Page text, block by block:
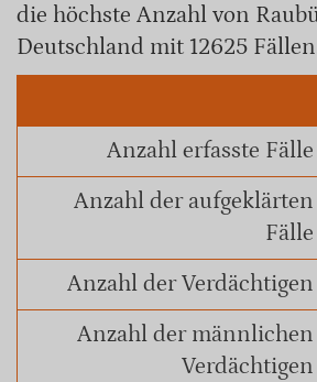
die höchste Anzahl von
Deutschland mit 12625
Anzahl erfasste Fälle
Anzahl der aufgeklärten
Fälle
Anzahl der Verdächtigen
Anzahl der männlichen
Verdächtigen